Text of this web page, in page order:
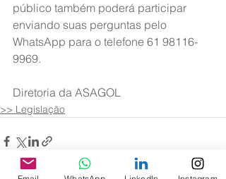
público também poderá participar
enviando suas perguntas pelo
WhatsApp para o telefone 61 98116-
9969.
Diretoria da ASAGOL
>> Legislação